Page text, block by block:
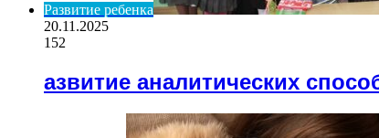
Развитие ребенка
20.11.2025
152
азвитие аналитических